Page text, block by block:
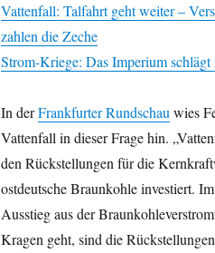
Vattenfall: Talfahrt geht weiter –
zahlen die Zeche
Strom-Kriege: Das Imperium schlägt
In derFrankfurter Rundschauwies
Vattenfall in dieser Frage hin.
den Rückstellungen für die
ostdeutsche Braunkohle investiert.
Ausstieg aus der
Kragen geht, sind die